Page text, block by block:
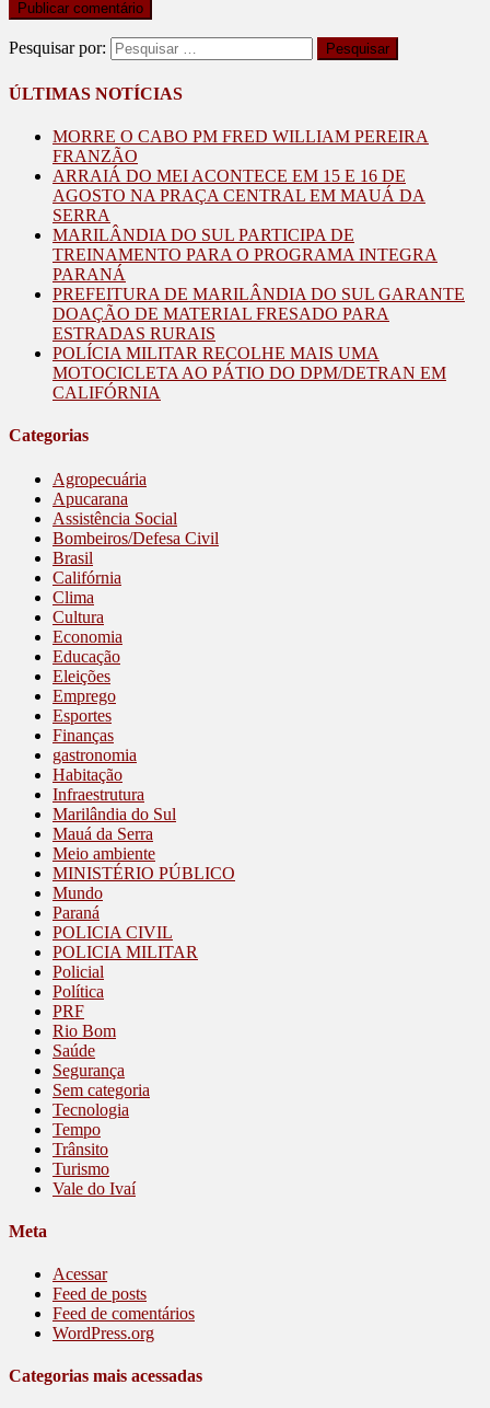
Pesquisar por:
ÚLTIMAS NOTÍCIAS
MORRE O CABO PM FRED WILLIAM PEREIRA
FRANZÃO
ARRAIÁ DO MEI ACONTECE EM 15 E 16 DE
AGOSTO NA PRAÇA CENTRAL EM MAUÁ DA
SERRA
MARILÂNDIA DO SUL PARTICIPA DE
TREINAMENTO PARA O PROGRAMA INTEGRA
PARANÁ
PREFEITURA DE MARILÂNDIA DO SUL GARANTE
DOAÇÃO DE MATERIAL FRESADO PARA
ESTRADAS RURAIS
POLÍCIA MILITAR RECOLHE MAIS UMA
MOTOCICLETA AO PÁTIO DO DPM/DETRAN EM
CALIFÓRNIA
Categorias
Agropecuária
Apucarana
Assistência Social
Bombeiros/Defesa Civil
Brasil
Califórnia
Clima
Cultura
Economia
Educação
Eleições
Emprego
Esportes
Finanças
gastronomia
Habitação
Infraestrutura
Marilândia do Sul
Mauá da Serra
Meio ambiente
MINISTÉRIO PÚBLICO
Mundo
Paraná
POLICIA CIVIL
POLICIA MILITAR
Policial
Política
PRF
Rio Bom
Saúde
Segurança
Sem categoria
Tecnologia
Tempo
Trânsito
Turismo
Vale do Ivaí
Meta
Acessar
Feed de posts
Feed de comentários
WordPress.org
Categorias mais acessadas